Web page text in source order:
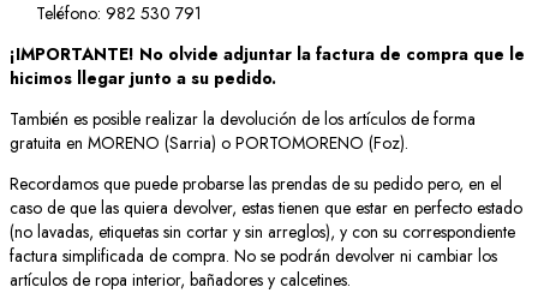
Teléfono: 982 530 791
¡IMPORTANTE! No olvide adjuntar la factura de compra que le
hicimos llegar junto a su pedido.
También es posible realizar la devolución de los artículos de forma
gratuita en MORENO (Sarria) o PORTOMORENO (Foz).
Recordamos que puede probarse las prendas de su pedido pero, en el
caso de que las quiera devolver, estas tienen que estar en perfecto estado
(no lavadas, etiquetas sin cortar y sin arreglos), y con su correspondiente
factura simplificada de compra. No se podrán devolver ni cambiar los
artículos de ropa interior, bañadores y calcetines.